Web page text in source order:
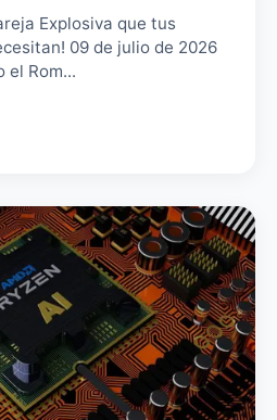
Explosiva que tus
09 de julio de 2026
el Rom...